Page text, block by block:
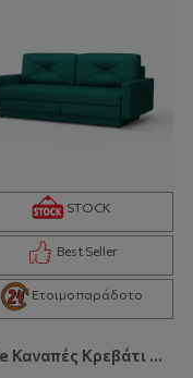
STOCK
Best Seller
Ετοιμοπαράδοτο
Linde Καναπές Κρεβάτι Με Αποθηκευτικό Χώρο